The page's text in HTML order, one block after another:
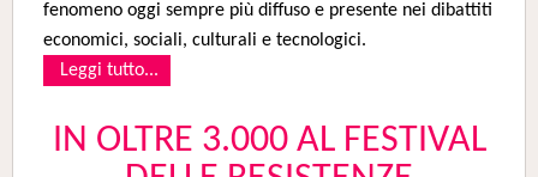
fenomeno oggi sempre più diffuso e presente nei dibattiti
economici, sociali, culturali e tecnologici.
Leggi tutto...
IN OLTRE 3.000 AL FESTIVAL